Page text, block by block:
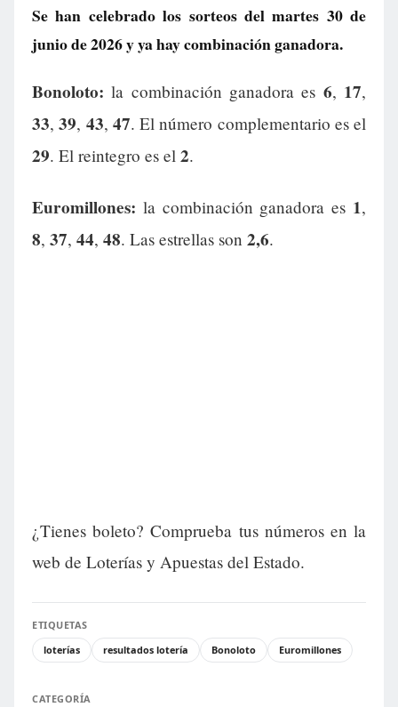
Se han celebrado los sorteos del martes 30 de
junio de 2026 y ya hay combinación ganadora.
Bonoloto: la combinación ganadora es 6, 17,
33,39, 43, 47. El número complementario es el
29. El reintegro es el 2.
Euromillones: la combinación ganadora es 1,
8, 37, 44, 48. Las estrellas son 2,6.
¿Tienes boleto? Comprueba tus números en la
web de Loterías y Apuestas del Estado.
ETIQUETAS
loterías
resultados lotería Bonoloto Euromillones
CATEGORÍA